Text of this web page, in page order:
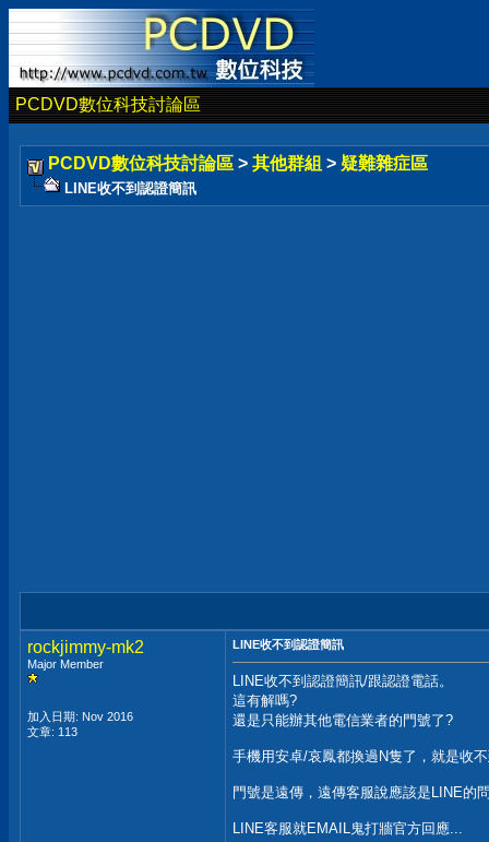
PCDVD數位科技討論區
PCDVD數位科技討論區 > 其他群組 > 疑難雜症區
LINE收不到認證簡訊
rockjimmy-mk2
Major Member
加入日期: Nov 2016
文章: 113
LINE收不到認證簡訊
LINE收不到認證簡訊/跟認證電話。
這有解嗎?
還是只能辦其他電信業者的門號了?
手機用安卓/哀鳳都換過N隻了，就是收
門號是遠傳，遠傳客服說應該是LINE的
LINE客服就EMAIL鬼打牆官方回應...